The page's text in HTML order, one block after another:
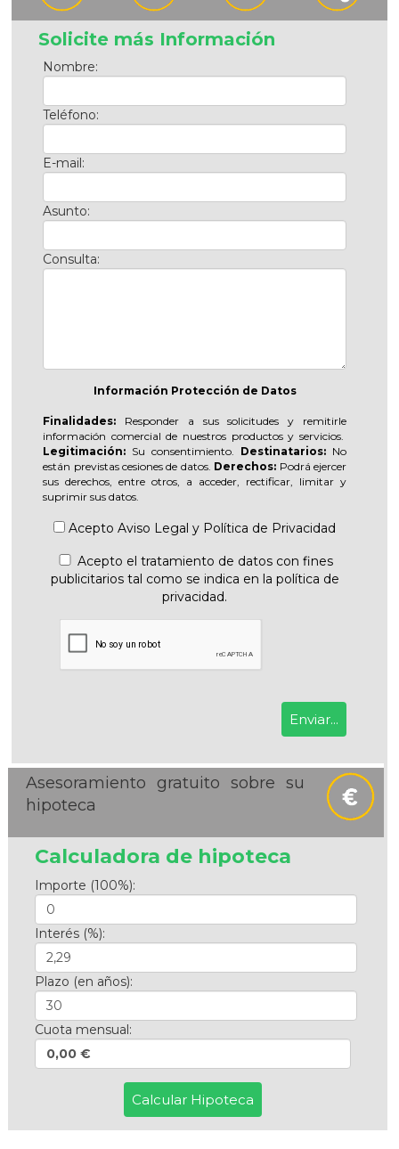
Solicite más Información
Nombre:
Teléfono:
E-mail:
Asunto:
Consulta:
Información Protección de Datos
Finalidades: Responder a sus solicitudes y remitirle
información comercial de nuestros productos y servicios.
Legitimación: Su consentimiento. Destinatarios:No
están previstas cesiones de datos. Derechos: Podrá ejercer
sus derechos, entre otros, a acceder, rectificar, limitar y
suprimir sus datos.
AceptoAviso Legal y Política de Privacidad
Acepto el tratamiento de datos con fines
publicitarios tal como se indica en la política de
privacidad.
Asesoramiento gratuito sobre su
hipoteca
Calculadora de hipoteca
Importe (100%):
Interés (%):
Plazo (en años):
Cuota mensual:
0,00 €